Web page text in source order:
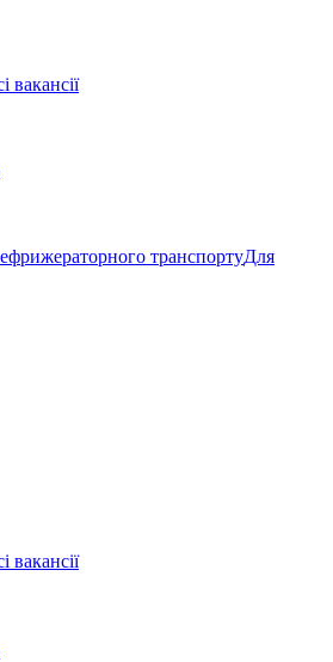
вакансії
транспортуДля
вакансії